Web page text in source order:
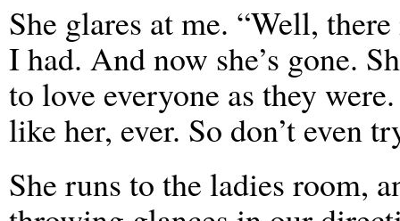
She glares at me. “Well,
I had. And now she’s gone.
to love everyone as they
like her, ever. So don’t even
She runs to the ladies room,